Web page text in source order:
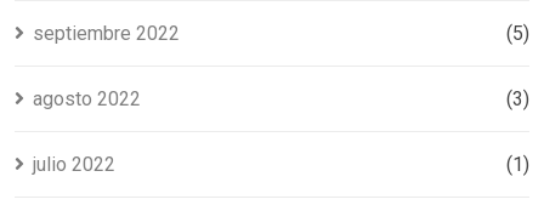
septiembre 2022 (5)
agosto 2022 (3)
julio 2022 (1)